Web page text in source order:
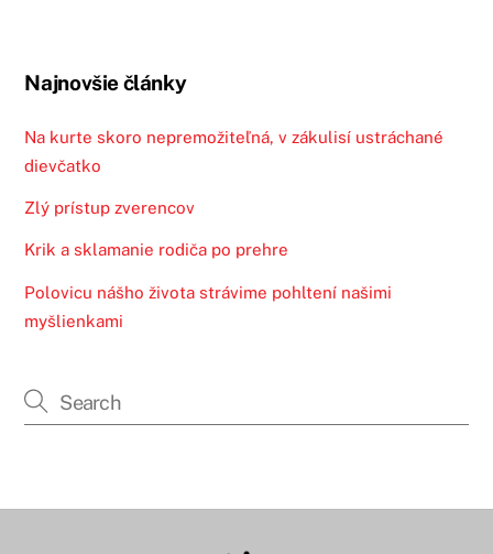
Najnovšie články
Na kurte skoro nepremožiteľná, v zákulisí ustráchané
dievčatko
Zlý prístup zverencov
Krik a sklamanie rodiča po prehre
Polovicu nášho života strávime pohltení našimi
myšlienkami